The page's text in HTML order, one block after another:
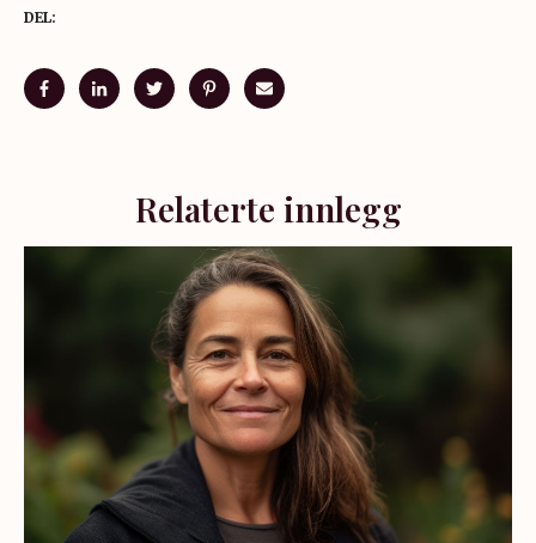
DEL:
Relaterte innlegg